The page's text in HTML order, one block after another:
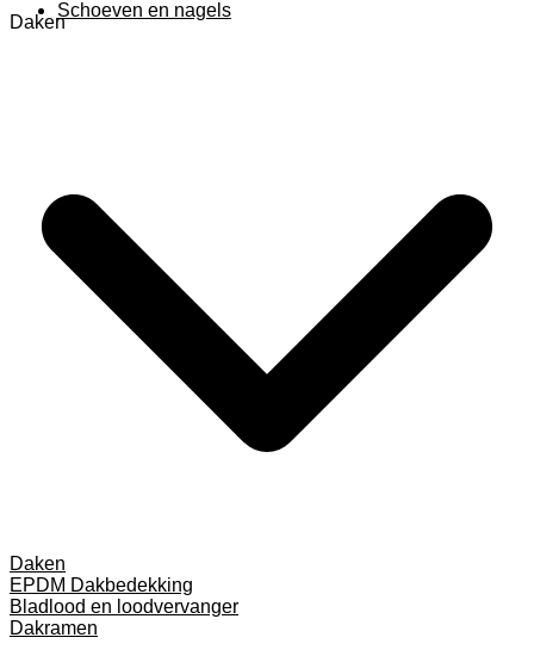
Schoeven en nagels
Daken
Daken
EPDM Dakbedekking
Bladlood en loodvervanger
Dakramen